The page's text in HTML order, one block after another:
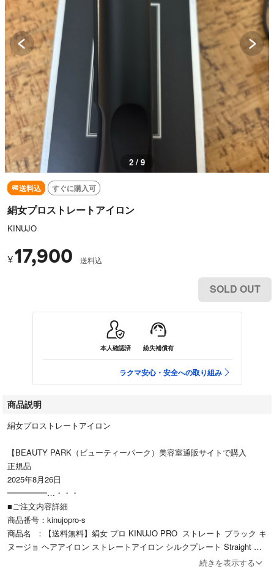
3 / 9
送料込 すぐに購入可
絹女プロストレートアイロン
KINUJO
¥17,900 送料込
SOLD OUT
本人確認済 紛失補償有
ラクマ安心・安全への取り組み
商品説明
絹女プロストレートアイロン
【BEAUTY PARK（ビューティーパーク）美容室通販サイトで購入
正規品
2025年8月26日
━━━━━…・・・
■ご注文内容詳細
商品番号：kinujopro-s
商品名 ：【送料無料】絹女 プロ KINUJO PRO ストレート ブラック キ
ヌージョ ヘアアイロン ストレートアイロン シルクプレート Straight
続きを表示する